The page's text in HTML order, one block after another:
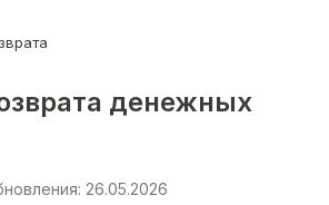
денежных
26.05.2026